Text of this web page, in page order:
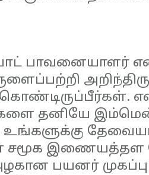
பாவனையாளர்
தனியே
உங்களுக்கு
சமூக இணையத்தள
பயனர்